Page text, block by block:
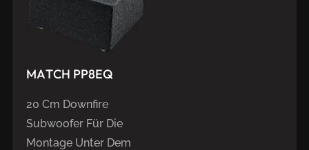
MATCH PP8EQ
20 Cm Downfire
Subwoofer Für Die
Montage Unter Dem